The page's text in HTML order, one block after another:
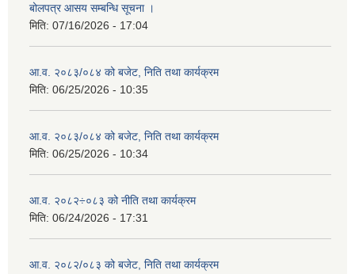
बोलपत्र आसय सम्बन्धि सूचना ।
मिति: 07/16/2026 - 17:04
आ.व. २०८३/०८४ को बजेट, निति तथा कार्यक्रम
मिति: 06/25/2026 - 10:35
आ.व. २०८३/०८४ को बजेट, निति तथा कार्यक्रम
मिति: 06/25/2026 - 10:34
आ.व. २०८२÷०८३ को नीति तथा कार्यक्रम
मिति: 06/24/2026 - 17:31
आ.व. २०८२/०८३ को बजेट, निति तथा कार्यक्रम